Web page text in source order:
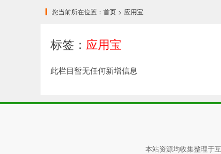
您当前所在位置： 首页 > 应用宝
标签： 应用宝
此栏目暂无任何新增信息
本站资源均收集整理于